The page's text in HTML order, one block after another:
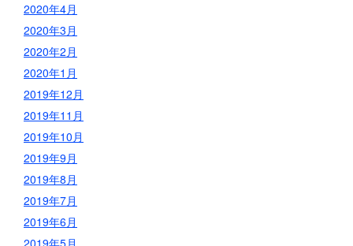
2020年4月
2020年3月
2020年2月
2020年1月
2019年12月
2019年11月
2019年10月
2019年9月
2019年8月
2019年7月
2019年6月
2019年5月